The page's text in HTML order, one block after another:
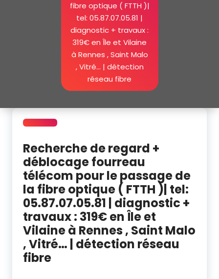
fibre optique ( FTTH )|
tel: 05.87.07.05.81 |
diagnostic + travaux :
319€ en Île et Vilaine
à Rennes , Saint Malo
, Vitré… | détection
réseau fibre
Recherche de regard +
déblocage fourreau
télécom pour le passage de
la fibre optique ( FTTH )| tel:
05.87.07.05.81 | diagnostic +
travaux : 319€ en Île et
Vilaine à Rennes , Saint Malo
, Vitré… | détection réseau
fibre